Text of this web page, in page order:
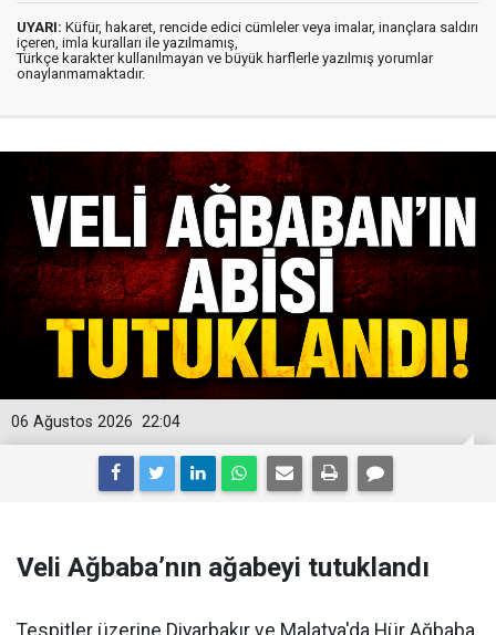
UYARI: Küfür, hakaret, rencide edici cümleler veya imalar, inançlara saldırı
içeren, imla kuralları ile yazılmamış,
Türkçe karakter kullanılmayan ve büyük harflerle yazılmış yorumlar
onaylanmamaktadır.
22:04
06 Ağustos 2026
Veli Ağbaba’nın ağabeyi tutuklandı